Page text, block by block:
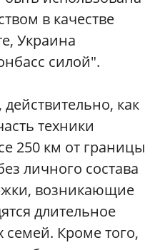
в качестве
Украина
силой".
как
техники
250 км от границы
личного состава
возникающие
длительное
семей. Кроме того,